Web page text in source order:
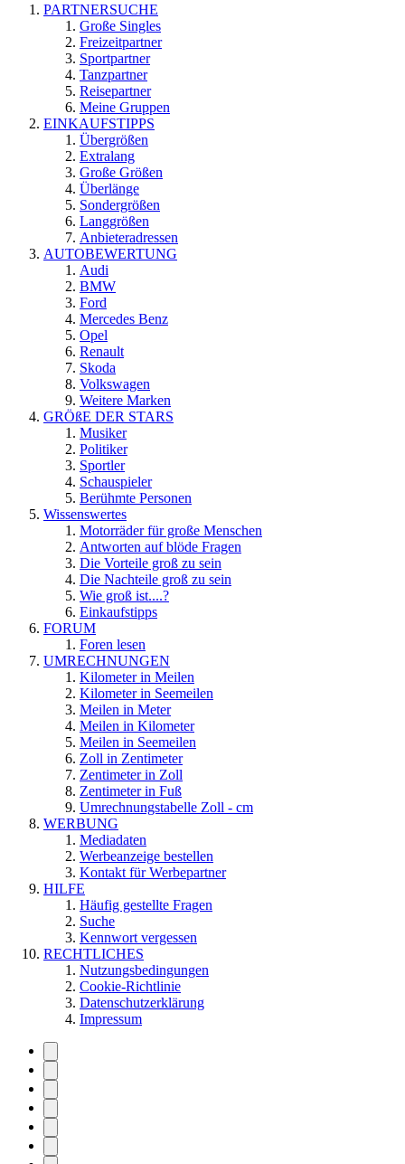
PARTNERSUCHE
Große Singles
Freizeitpartner
Sportpartner
Tanzpartner
Reisepartner
Meine Gruppen
EINKAUFSTIPPS
Übergrößen
Extralang
Große Größen
Überlänge
Sondergrößen
Langgrößen
Anbieteradressen
AUTOBEWERTUNG
Audi
BMW
Ford
Mercedes Benz
Opel
Renault
Skoda
Volkswagen
Weitere Marken
GRÖßE DER STARS
Musiker
Politiker
Sportler
Schauspieler
Berühmte Personen
Wissenswertes
Motorräder für große Menschen
Antworten auf blöde Fragen
Die Vorteile groß zu sein
Die Nachteile groß zu sein
Wie groß ist....?
Einkaufstipps
FORUM
Foren lesen
UMRECHNUNGEN
Kilometer in Meilen
Kilometer in Seemeilen
Meilen in Meter
Meilen in Kilometer
Meilen in Seemeilen
Zoll in Zentimeter
Zentimeter in Zoll
Zentimeter in Fuß
Umrechnungstabelle Zoll - cm
WERBUNG
Mediadaten
Werbeanzeige bestellen
Kontakt für Werbepartner
HILFE
Häufig gestellte Fragen
Suche
Kennwort vergessen
RECHTLICHES
Nutzungsbedingungen
Cookie-Richtlinie
Datenschutzerklärung
Impressum